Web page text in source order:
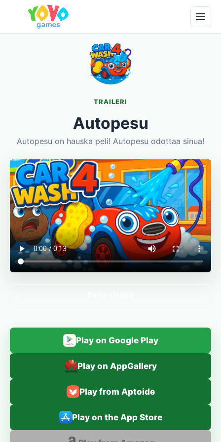
TRAILERI
Autopesu
Autopesu on hauska peli! Autopesu odottaa sinua!
Play on Google Play
Play on AppGallery
Play from Aptoide
Play on the App Store